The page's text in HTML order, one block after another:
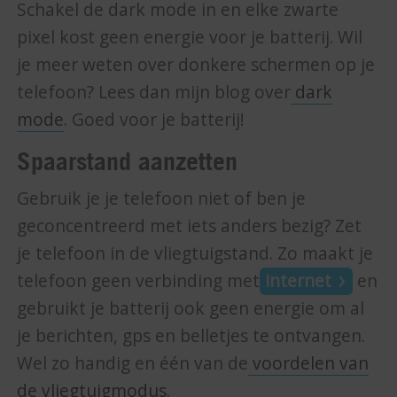
Schakel de dark mode in en elke zwarte
pixel kost geen energie voor je batterij. Wil
je meer weten over donkere schermen op je
telefoon? Lees dan mijn blog over dark
mode. Goed voor je batterij!
Spaarstand aanzetten
Gebruik je je telefoon niet of ben je
geconcentreerd met iets anders bezig? Zet
je telefoon in de vliegtuigstand. Zo maakt je
telefoon geen verbinding met internet
en
gebruikt je batterij ook geen energie om al
je berichten, gps en belletjes te ontvangen.
Wel zo handig en één van de voordelen van
de vliegtuigmodus.